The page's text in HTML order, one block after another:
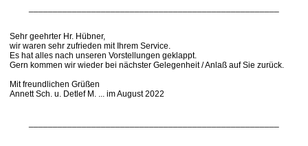
Sehr geehrter Hr. Hübner,
wir waren sehr zufrieden mit Ihrem Service.
Es hat alles nach unseren Vorstellungen geklappt.
Gern kommen wir wieder bei nächster Gelegenheit / Anlaß auf Sie zurück.
Mit freundlichen Grüßen
Annett Sch. u. Detlef M. ... im August 2022